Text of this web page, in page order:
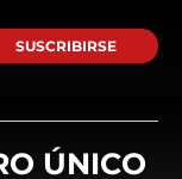
SUSCRIBIRSE
ÚNICO